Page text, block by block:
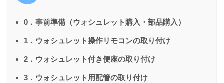
0．事前準備（ウォシュレット購入・部品購入）
1．ウォシュレット操作リモコンの取り付け
2．ウォシュレット付き便座の取り付け
3．ウォシュレット用配管の取り付け